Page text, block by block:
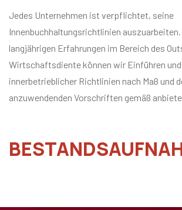
Jedes Unternehmen ist verpflichtet, seine
Innenbuchhaltungsrichtlinien auszuarbeiten.
langjährigen Erfahrungen im Bereich des
Wirtschaftsdiente können wir Einführen
innerbetrieblicher Richtlinien nach Maß und
anzuwendenden Vorschriften gemäß